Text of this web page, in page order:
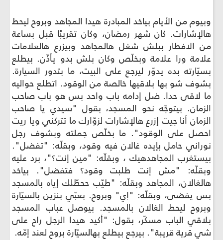
من الأيام بياخد المبادرة هيدا المجاهد وبروح ليحط
كان شهر رمضان، وكان تقريبًا قبل بساعة
ببلش شغل هالمجاهد وبيزرع هالعلامات
ورا علامة وبخلّص وكان بلش بدو يأذّن. بيطلع
بده يدوّر ليرجع على البيت، ما بتدور السيارة.
شو بها بلاقيها خالصة من الوقود. اتطلع حواليه
حدا. ضل إدامه باب واحد بس هو باب صاحب
بيتوجّه نحو المسجد، بقول "سيدي يا صاحب
أنا جيت إزرع هالإشارات لزوّارك ما تتركني ويا ريت
على الوقود". ما بخلّص جملته وبشوف رجل
حامل بإيده غالان فيه وقود، وبقلّه: "تفضل".
المجاهدهيك ، وبقلّه: "مين إنت؟"، برد عليه
"مش إنت طلبت وقود؟ فتفضل". بياخد
المجاهد وبقلّه: "طيّب ححطّلك إياه بالمسجد
وبقلّه: "إي" وبروح. بعبّي بنزين بالسيّارة
ليحط الغالان بالمسجد. بيوصل عباب المسجد
الباب مسكّر، بقول: "أكيد هيدا الرجل راح على
قريبة". بيرجع بيطلع بهالسيّارة بروح لعند إمّه.